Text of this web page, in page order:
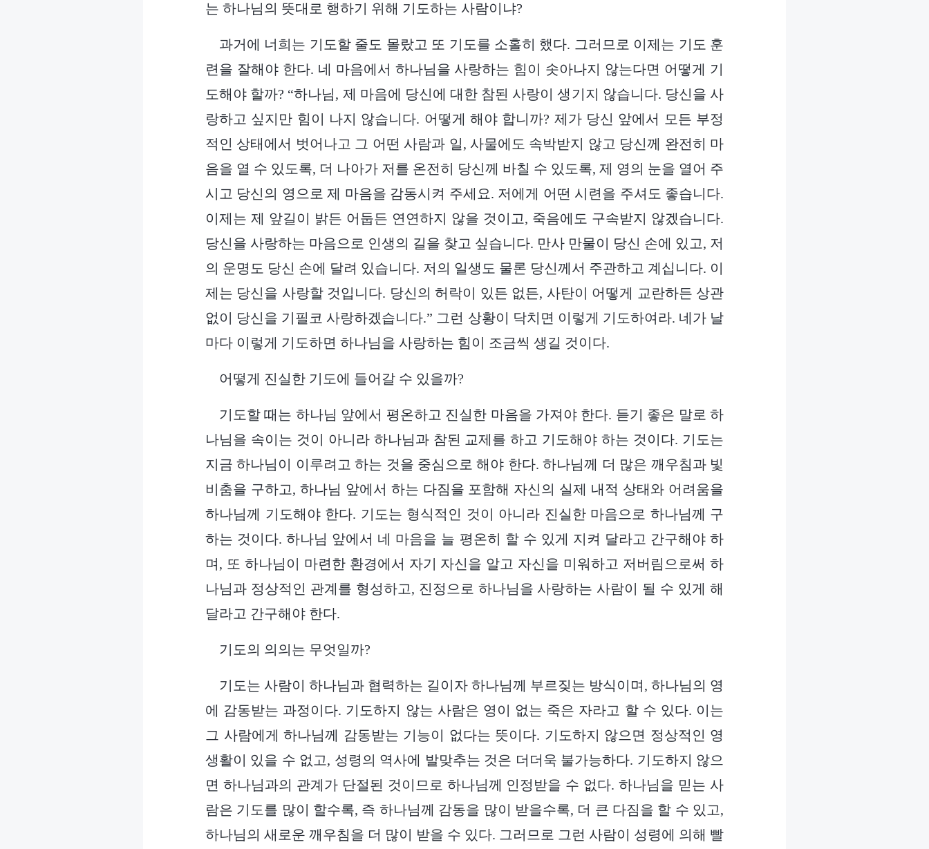
는 하나님의 뜻대로 행하기 위해 기도하는 사람이냐?
과거에 너희는 기도할 줄도 몰랐고 또 기도를 소홀히 했다. 그러므로 이제는 기도 훈
련을 잘해야 한다. 네 마음에서 하나님을 사랑하는 힘이 솟아나지 않는다면 어떻게 기
도해야 할까? “하나님, 제 마음에 당신에 대한 참된 사랑이 생기지 않습니다. 당신을 사
랑하고 싶지만 힘이 나지 않습니다. 어떻게 해야 합니까? 제가 당신 앞에서 모든 부정
적인 상태에서 벗어나고 그 어떤 사람과 일, 사물에도 속박받지 않고 당신께 완전히 마
음을 열 수 있도록, 더 나아가 저를 온전히 당신께 바칠 수 있도록, 제 영의 눈을 열어 주
시고 당신의 영으로 제 마음을 감동시켜 주세요. 저에게 어떤 시련을 주셔도 좋습니다.
이제는 제 앞길이 밝든 어둡든 연연하지 않을 것이고, 죽음에도 구속받지 않겠습니다.
당신을 사랑하는 마음으로 인생의 길을 찾고 싶습니다. 만사 만물이 당신 손에 있고, 저
의 운명도 당신 손에 달려 있습니다. 저의 일생도 물론 당신께서 주관하고 계십니다. 이
제는 당신을 사랑할 것입니다. 당신의 허락이 있든 없든, 사탄이 어떻게 교란하든 상관
없이 당신을 기필코 사랑하겠습니다.” 그런 상황이 닥치면 이렇게 기도하여라. 네가 날
마다 이렇게 기도하면 하나님을 사랑하는 힘이 조금씩 생길 것이다.
어떻게 진실한 기도에 들어갈 수 있을까?
기도할 때는 하나님 앞에서 평온하고 진실한 마음을 가져야 한다. 듣기 좋은 말로 하
나님을 속이는 것이 아니라 하나님과 참된 교제를 하고 기도해야 하는 것이다. 기도는
지금 하나님이 이루려고 하는 것을 중심으로 해야 한다. 하나님께 더 많은 깨우침과 빛
비춤을 구하고, 하나님 앞에서 하는 다짐을 포함해 자신의 실제 내적 상태와 어려움을
하나님께 기도해야 한다. 기도는 형식적인 것이 아니라 진실한 마음으로 하나님께 구
하는 것이다. 하나님 앞에서 네 마음을 늘 평온히 할 수 있게 지켜 달라고 간구해야 하
며, 또 하나님이 마련한 환경에서 자기 자신을 알고 자신을 미워하고 저버림으로써 하
나님과 정상적인 관계를 형성하고, 진정으로 하나님을 사랑하는 사람이 될 수 있게 해
달라고 간구해야 한다.
기도의 의의는 무엇일까?
기도는 사람이 하나님과 협력하는 길이자 하나님께 부르짖는 방식이며, 하나님의 영
에 감동받는 과정이다. 기도하지 않는 사람은 영이 없는 죽은 자라고 할 수 있다. 이는
그 사람에게 하나님께 감동받는 기능이 없다는 뜻이다. 기도하지 않으면 정상적인 영
생활이 있을 수 없고, 성령의 역사에 발맞추는 것은 더더욱 불가능하다. 기도하지 않으
면 하나님과의 관계가 단절된 것이므로 하나님께 인정받을 수 없다. 하나님을 믿는 사
람은 기도를 많이 할수록, 즉 하나님께 감동을 많이 받을수록, 더 큰 다짐을 할 수 있고,
하나님의 새로운 깨우침을 더 많이 받을 수 있다. 그러므로 그런 사람이 성령에 의해 빨